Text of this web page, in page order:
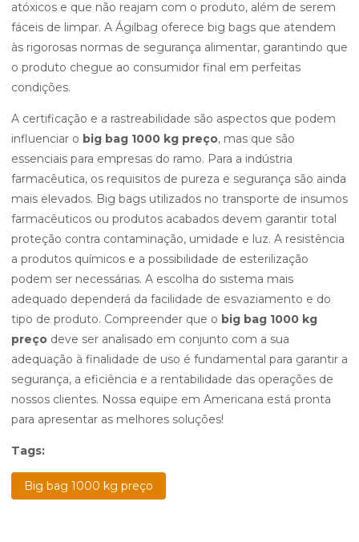
atóxicos e que não reajam com o produto, além de serem
fáceis de limpar. A Ágilbag oferece big bags que atendem
às rigorosas normas de segurança alimentar, garantindo que
o produto chegue ao consumidor final em perfeitas
condições.
A certificação e a rastreabilidade são aspectos que podem
influenciar o big bag 1000 kg preço, mas que são
essenciais para empresas do ramo. Para a indústria
farmacêutica, os requisitos de pureza e segurança são ainda
mais elevados. Big bags utilizados no transporte de insumos
farmacêuticos ou produtos acabados devem garantir total
proteção contra contaminação, umidade e luz. A resistência
a produtos químicos e a possibilidade de esterilização
podem ser necessárias. A escolha do sistema mais
adequado dependerá da facilidade de esvaziamento e do
tipo de produto. Compreender que o big bag 1000 kg
preço deve ser analisado em conjunto com a sua
adequação à finalidade de uso é fundamental para garantir a
segurança, a eficiência e a rentabilidade das operações de
nossos clientes. Nossa equipe em Americana está pronta
para apresentar as melhores soluções!
Tags:
Big bag 1000 kg preço